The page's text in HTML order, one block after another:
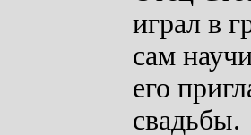
играл в
сам
его
свадьбы.